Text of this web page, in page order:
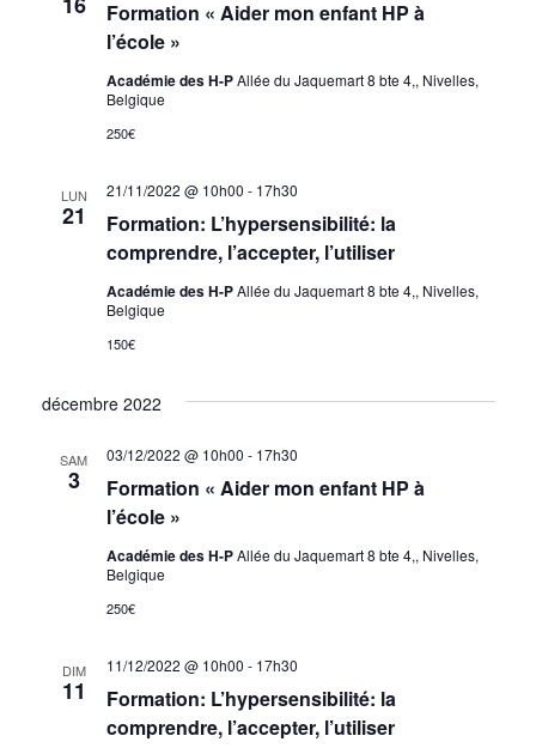
Formation « Aider mon enfant HP à
l’école »
Académie des H-PAllée du Jaquemart 8 bte 4,, Nivelles,
Belgique
250€
LUN
21
Formation: L’hypersensibilité: la
comprendre, l’accepter, l’utiliser
21/11/2022 @ 10h00 - 17h30
Académie des H-PAllée du Jaquemart 8 bte 4,, Nivelles,
Belgique
150€
décembre 2022
SAM
3
Formation « Aider mon enfant HP à
l’école »
03/12/2022 @ 10h00 - 17h30
Académie des H-PAllée du Jaquemart 8 bte 4,, Nivelles,
Belgique
250€
DIM
11
Formation: L’hypersensibilité: la
comprendre, l’accepter, l’utiliser
11/12/2022 @ 10h00 - 17h30